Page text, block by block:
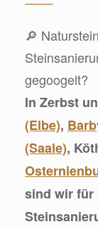
🔎
gegoogelt?
In Zerbst
(Elbe),
(Saale),
sind wir für